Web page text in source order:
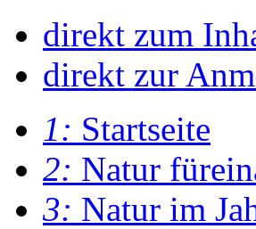
direkt zum
direkt zur
1: Startseite
2: Natur
3: Natur im